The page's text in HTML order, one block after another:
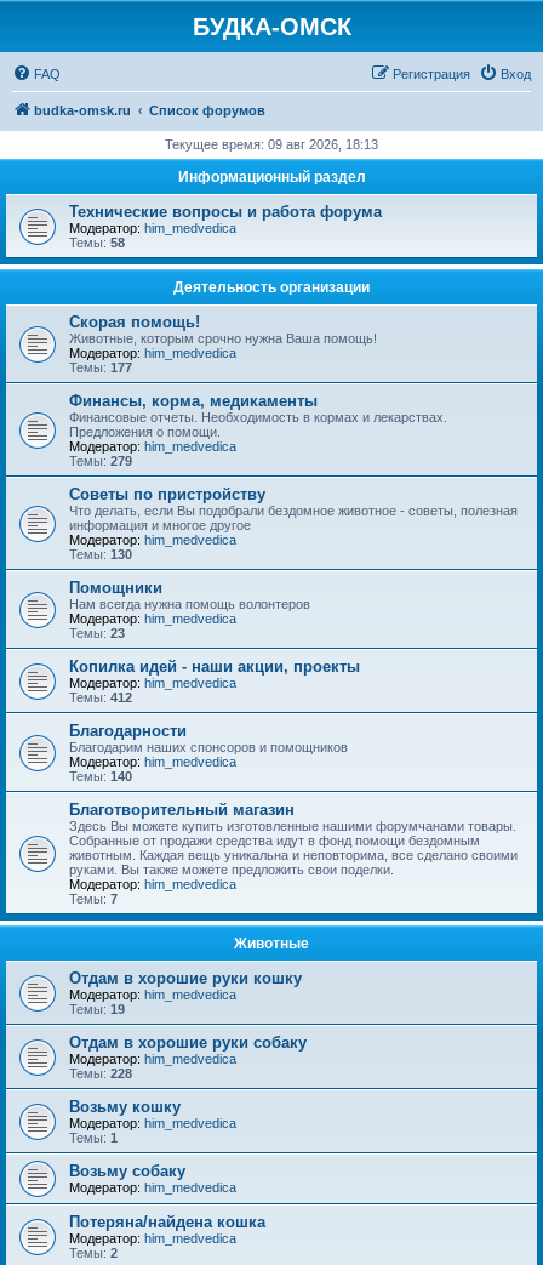
БУДКА-ОМСК
FAQ Вход
Регистрация
budka-omsk.ru Список форумов
Текущее время: 09 авг 2026, 18:13
Информационный раздел
Технические вопросы и работа форума
Модератор: him_medvedica
Темы: 58
Деятельность организации
Скорая помощь!
Животные, которым срочно нужна Ваша помощь!
Модератор: him_medvedica
Темы: 177
Финансы, корма, медикаменты
Финансовые отчеты. Необходимость в кормах и лекарствах.
Предложения о помощи.
Модератор: him_medvedica
Темы: 279
Советы по пристройству
Что делать, если Вы подобрали бездомное животное - советы, полезная
информация и многое другое
Модератор: him_medvedica
Темы: 130
Помощники
Нам всегда нужна помощь волонтеров
Модератор: him_medvedica
Темы: 23
Копилка идей - наши акции, проекты
Модератор: him_medvedica
Темы: 412
Благодарности
Благодарим наших спонсоров и помощников
Модератор: him_medvedica
Темы: 140
Благотворительный магазин
Здесь Вы можете купить изготовленные нашими форумчанами товары.
Собранные от продажи средства идут в фонд помощи бездомным
животным. Каждая вещь уникальна и неповторима, все сделано своими
руками. Вы также можете предложить свои поделки.
Модератор: him_medvedica
Темы: 7
Животные
Отдам в хорошие руки кошку
Модератор: him_medvedica
Темы: 19
Отдам в хорошие руки собаку
Модератор: him_medvedica
Темы: 228
Возьму кошку
Модератор: him_medvedica
Темы: 1
Возьму собаку
Модератор: him_medvedica
Потеряна/найдена кошка
Модератор: him_medvedica
Темы: 2